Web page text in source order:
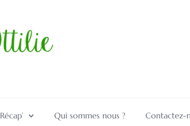
Récap’ Qui sommes nous ? Contactez-